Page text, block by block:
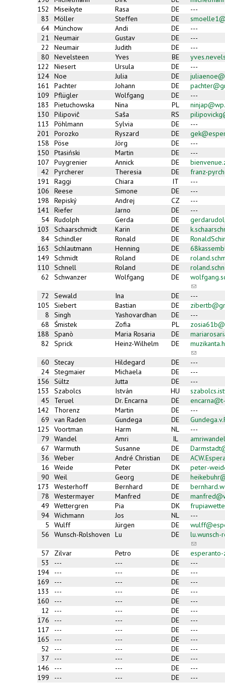
152
Miseikyte Rasa DE
---
83
Möller Steffen DE
64 Münchow Andi DE
---
21
Neumair Gustav DE
---
22
Neumair Judith DE
---
80
Nevelsteen Yves BE
122
Niesert Ursula DE
---
124 Noe Julia DE
161
Pachter Johann DE
109
Pflügler Wolfgang DE
---
183
Pietuchowska Nina PL
130
Pilipoviĉ Saŝa RS
113
Pöhlmann Sylvia DE
---
201
Porozko Ryszard DE
158
Pöse Jörg DE
---
150
Ptasiński Martin DE
---
107
Puygrenier Annick DE
42
Pyrcherer Theresia DE
franz-
191
Raggi Chiara IT
---
106
Reese Simone DE
---
198
Repiský Andrej CZ
---
141
Riefer Jarno DE
---
54 Rudolph Gerda DE
103
Schaarschmidt Karin DE
84 Schindler Ronald DE
163
Schlautmann Henning DE
149
Schmidt Roland DE
110
Schnell Roland DE
62
Schwanzer Wolfgang DE
(link
sends
e-
mail)
72 Sewald Ina DE
---
105
Siebert Bastian DE
8
Singh Yashovardhan DE
---
68
Śmistek Zofia PL
188
Spanò Maria Rosaria DE
82
Sprick Heinz-Wilhelm DE
(link
sends
e-
mail)
60 Stecay Hildegard DE
---
24 Stegmaier Michaela DE
---
156
Sültz Jutta DE
---
153
Szabolcs István HU
45
Teruel Dr. Encarna DE
142
Thorenz Martin DE
---
69
van Raden Gundega DE
125
Voortman Harm NL
---
79
Wandel Amri IL
67
Warmuth Susanne DE
36
Weber André Christian DE
16
Weide Peter DK
peter-
90
Weil Georg DE
173
Westerhoff Bernhard DE
78
Westermayer Manfred DE
49
Wettergren Pia DK
94 Wichmann Jos NL
---
5
Wulff Jürgen DE
56
Wunsch-Rolshoven Lu DE
lu.wunsch-
(link
sends
e-
mail)
57 Zilvar Petro DE
53
--- --- DE
---
194
--- --- DE
---
169
--- --- DE
---
133
--- --- DE
---
160
--- --- DE
---
12
--- --- DE
---
176
--- --- DE
---
117
--- --- DE
---
165
--- --- DE
---
52
--- --- DE
---
37
--- --- DE
---
146
--- --- DE
---
199
--- --- DE ---